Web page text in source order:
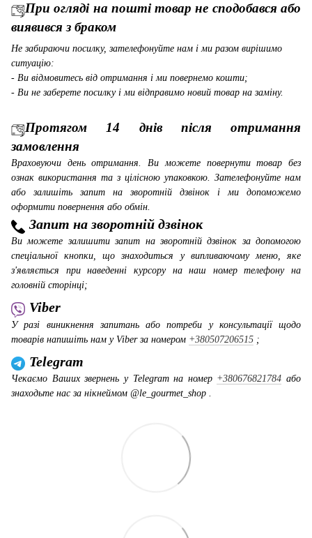
При огляді на пошті товар не сподобався або
виявився з браком
Не забираючи посилку, зателефонуйте нам і ми разом вирішимо
ситуацію:
- Ви відмовитесь від отримання і ми повернемо кошти;
- Ви не заберете посилку і ми відправимо новий товар на заміну.
Протягом 14 днів після отримання
замовлення
Враховуючи день отримання. Ви можете повернути товар без
ознак використання та з цілісною упаковкою. Зателефонуйте нам
або залишіть запит на зворотній дзвінок і ми допоможемо
оформити повернення або обмін.
Запит на зворотній дзвінок
Ви можете залишити запит на зворотній дзвінок за допомогою
спеціальної кнопки, що знаходиться у випливаючому меню, яке
з'являється при наведенні курсору на наш номер телефону на
головній сторінці;
Viber
У разі виникнення запитань або потреби у консультації щодо
товарів напишіть нам у Viber за номером +380507206515 ;
Telegram
Чекаємо Ваших звернень у Telegram на номер +380676821784 або
знаходьте нас за нікнеймом @le_gourmet_shop .